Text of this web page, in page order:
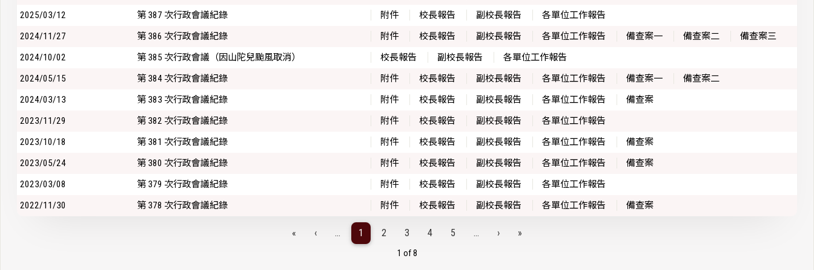
2025/03/12
第 387 次行政會議紀錄 附件 校長報告 副校長報告
各單位工作報告
2024/11/27
第 386 次行政會議紀錄 附件 校長報告 副校長報告 各單位工作報告 備查案一 備查案二
備查案三
2024/10/02
第 385 次行政會議（因山陀兒颱風取消） 校長報告 副校長報告
各單位工作報告
2024/05/15
第 384 次行政會議紀錄 附件 校長報告 副校長報告 各單位工作報告 備查案一
備查案二
2024/03/13
第 383 次行政會議紀錄 附件 校長報告 副校長報告 各單位工作報告
備查案
2023/11/29
第 382 次行政會議紀錄 附件 校長報告 副校長報告
各單位工作報告
2023/10/18
第 381 次行政會議紀錄 附件 校長報告 副校長報告 各單位工作報告
備查案
2023/05/24
第 380 次行政會議紀錄 附件 校長報告 副校長報告 各單位工作報告
備查案
2023/03/08
第 379 次行政會議紀錄 附件 校長報告 副校長報告
各單位工作報告
2022/11/30
第 378 次行政會議紀錄 附件 校長報告 副校長報告 各單位工作報告 備查案
« ‹ ... 1 2 3 4 5 ... › »
1 of 8